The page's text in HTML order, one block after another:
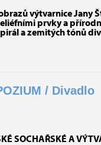
výtvarnice
prvky a
a zemitých tónů
/ Divadlo
SOCHAŘSKÉ A